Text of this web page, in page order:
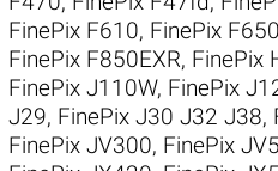
FinePix F610, FinePix F650
FinePix F850EXR, FinePix
FinePix J110W, FinePix
J29, FinePix J30 J32 J38,
FinePix JV300, FinePix